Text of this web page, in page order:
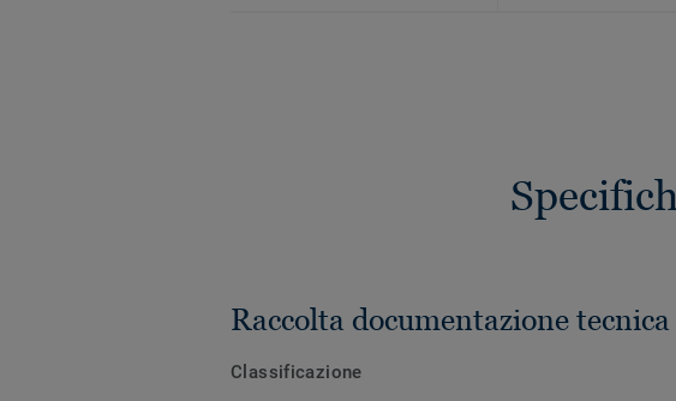
Raccolta documentazione tecnica
Classificazione